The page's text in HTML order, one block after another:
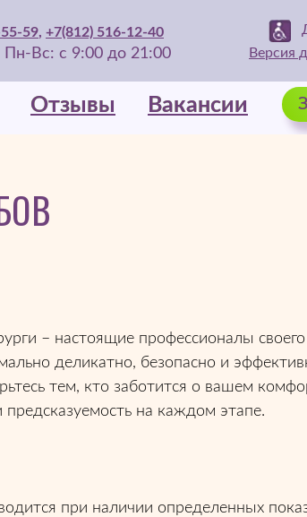
Версия
Пн-Вс: с 9:00 до 21:00
59, +7(812) 516-12-40
Отзывы
Отзывы Вакансии
Вакансии
– настоящие профессионалы своего
деликатно, безопасно и
тем, кто заботится о вашем
на каждом этапе.
при наличии определенных